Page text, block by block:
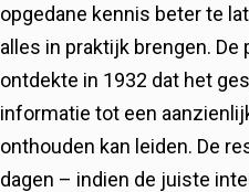
opgedane kennis beter te
alles in praktijk brengen.
ontdekte in 1932 dat het
informatie tot een
onthouden kan leiden. De
dagen – indien de juiste